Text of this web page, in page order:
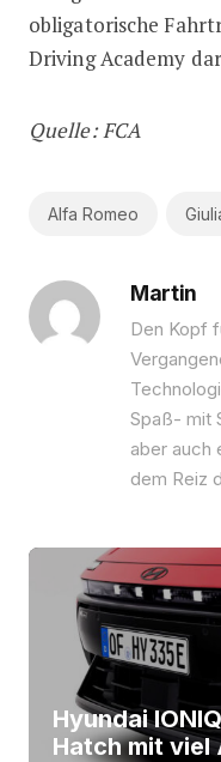
obligatorische
Driving Academy
Quelle: FCA
Alfa Romeo
Martin
Den Kopf
Spaß- mit
aber auch
dem Reiz
Hyundai
Hatch mit